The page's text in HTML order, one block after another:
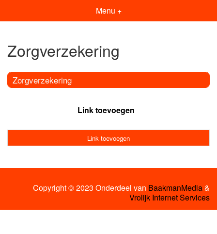
Menu +
Zorgverzekering
Zorgverzekering
Link toevoegen
Link toevoegen
Copyright © 2023 Onderdeel van BaakmanMedia&
Vrolijk Internet Services